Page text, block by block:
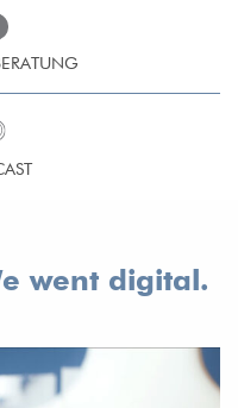
went digital.